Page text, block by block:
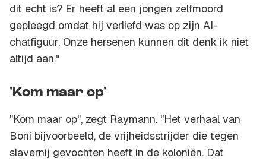
dit echt is? Er heeft al een jongen zelfmoord
gepleegd omdat hij verliefd was op zijn AI-
chatfiguur. Onze hersenen kunnen dit denk ik niet
altijd aan."
'Kom maar op'
"Kom maar op", zegt Raymann. "Het verhaal van
Boni bijvoorbeeld, de vrijheidsstrijder die tegen
slavernij gevochten heeft in de koloniën. Dat